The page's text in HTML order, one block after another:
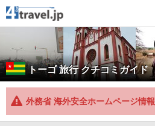
トーゴ旅行 クチコミガイド
外務省 海外安全ホームページ情報